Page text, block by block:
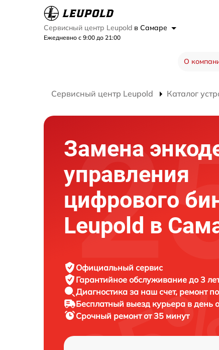
Сервисный центр Leupold в Самаре
Ежедневно с 9:00 до 21:00
О
Сервисный центр Leupold Каталог
Замена
управления
цифрового
Leupold в
Официальный сервис
Гарантийное обслуживание до 3
Диагностика за наш счет, ремонт
Бесплатный выезд курьера в день
Срочный ремонтот 35 минут